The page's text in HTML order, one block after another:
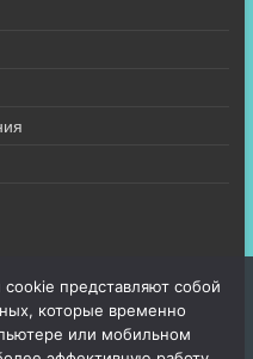
представляют собой
которые временно
или мобильном